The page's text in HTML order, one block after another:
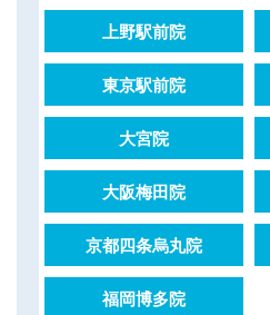
上野駅前院
東京駅前院
大宮院
大阪梅田院
京都四条烏丸院
福岡博多院